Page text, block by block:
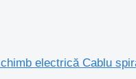
electrică Cablu